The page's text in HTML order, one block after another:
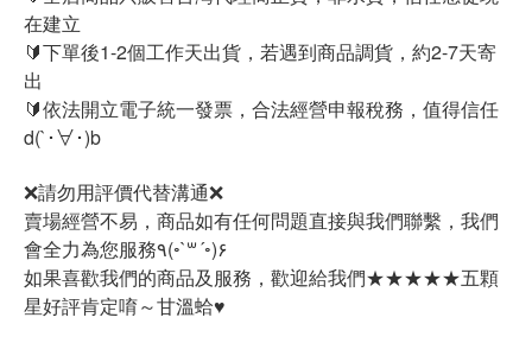
在建立
🔰下單後1-2個工作天出貨，若遇到商品調貨，約2-7天寄
出
🔰依法開立電子統一發票，合法經營申報稅務，值得信任
d(`･∀･)b
❌請勿用評價代替溝通❌
賣場經營不易，商品如有任何問題直接與我們聯繫，我們
會全力為您服務٩(◦`꒳´◦)۶
如果喜歡我們的商品及服務，歡迎給我們★★★★★五顆
星好評肯定唷～甘溫蛤♥